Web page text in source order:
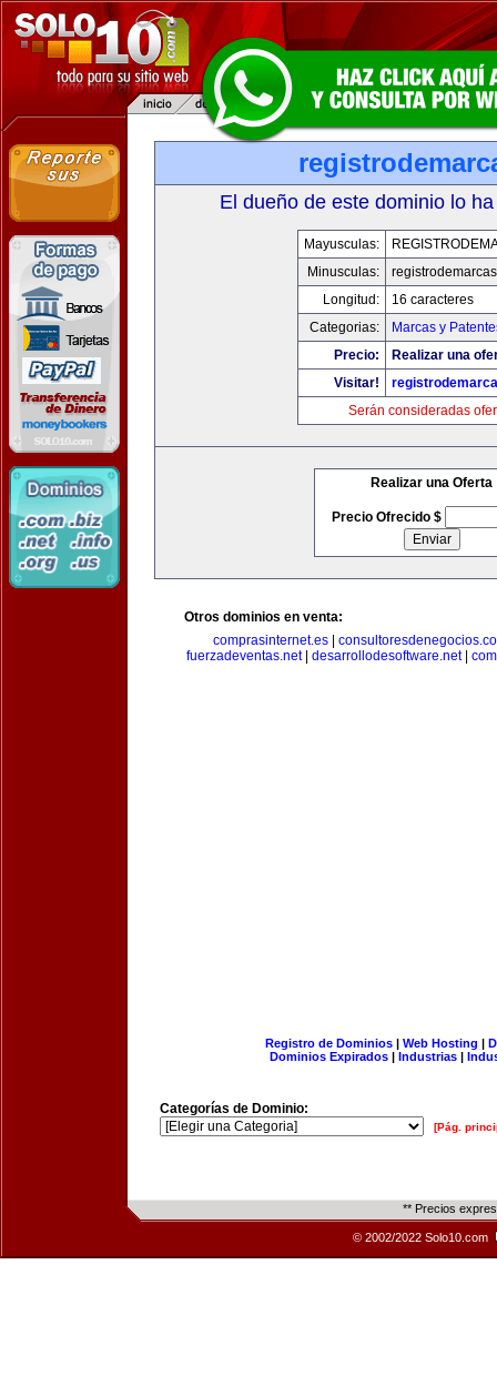
El dueño de este dominio lo
Mayusculas:
Minusculas:
Longitud:
16 caracteres
Categorias:
Marcas y
Precio:
Realizar una
Visitar!
Serán consideradas
Realizar una Oferta
Precio Ofrecido $
Otros dominios en venta:
comprasinternet.es|
fuerzadeventas.net| desarrollodesoftware.net|
Registro de Dominios| Web Hosting |
Dominios Expirados | Industrias |
Categorías de Dominio:
[Pág.
** Precios
© 2002/2022 Solo10.com